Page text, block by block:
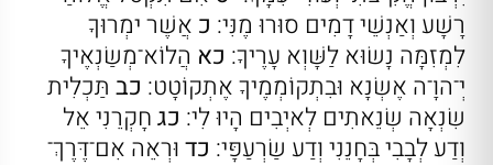
רָשָׁע וְאַנְשֵׁי דָמִים סוּרוּ מֶנִּי: כ אֲשֶׁר ימְרוּךָ
לִמְזִמָּה נָשׂוּא לַשָּׁוְא עָרֶיךָ: כא הֲלוֹא־מְשַׂנְאֶיךָ
יְ־הוָ־ה אֶשְׂנָא וּבִתְקוֹמְמֶיךָ אֶתְקוֹטָט: כב תַּכְלִית
שִׂנְאָה שְׂנֵאתִים לְאיְבִים הָיוּ לִי: כגחָקְרֵנִי אֵל
וְדַע לְבָבִי בְּחָנֵנִי וְדַע שַׂרְעַפָּי: כדוּרְאֵה אִם־דֶּרֶךְ־